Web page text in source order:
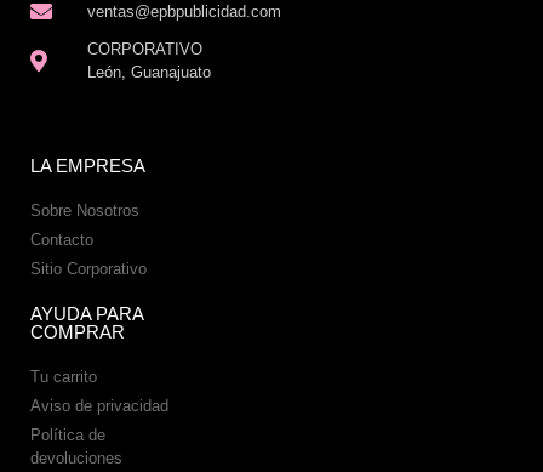
ventas@epbpublicidad.com
CORPORATIVO
León, Guanajuato
LA EMPRESA
Sobre Nosotros
Contacto
Sitio Corporativo
AYUDA PARA
COMPRAR
Tu carrito
Aviso de privacidad
Política de
devoluciones